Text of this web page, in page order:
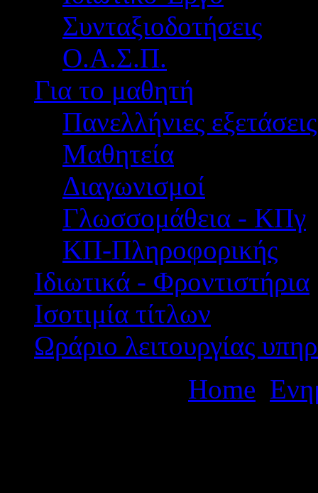
Συνταξιοδοτήσεις
Ο.Α.Σ.Π.
Για το μαθητή
Πανελλήνιες εξετάσεις
Μαθητεία
Διαγωνισμοί
Γλωσσομάθεια - ΚΠγ
ΚΠ-Πληροφορικής
Ιδιωτικά - Φροντιστήρια
Ισοτιμία τίτλων
Ωράριο λειτουργίας
Home